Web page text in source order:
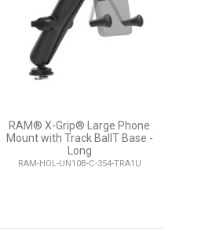
RAM® X-Grip® Large Phone
Mount with Track BallT Base -
Long
RAM-HOL-UN10B-C-354-TRA1U